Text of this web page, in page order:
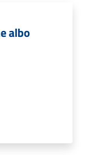
albo